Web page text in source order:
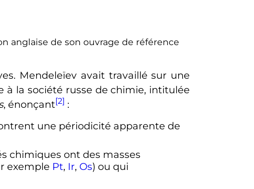
anglaise de son ouvrage de référence
Mendeleïev avait travaillé sur une
la société russe de chimie, intitulée
, énonçant[2] :
une périodicité apparente de
chimiques ont des masses
exemple Pt, Ir, Os) ou qui